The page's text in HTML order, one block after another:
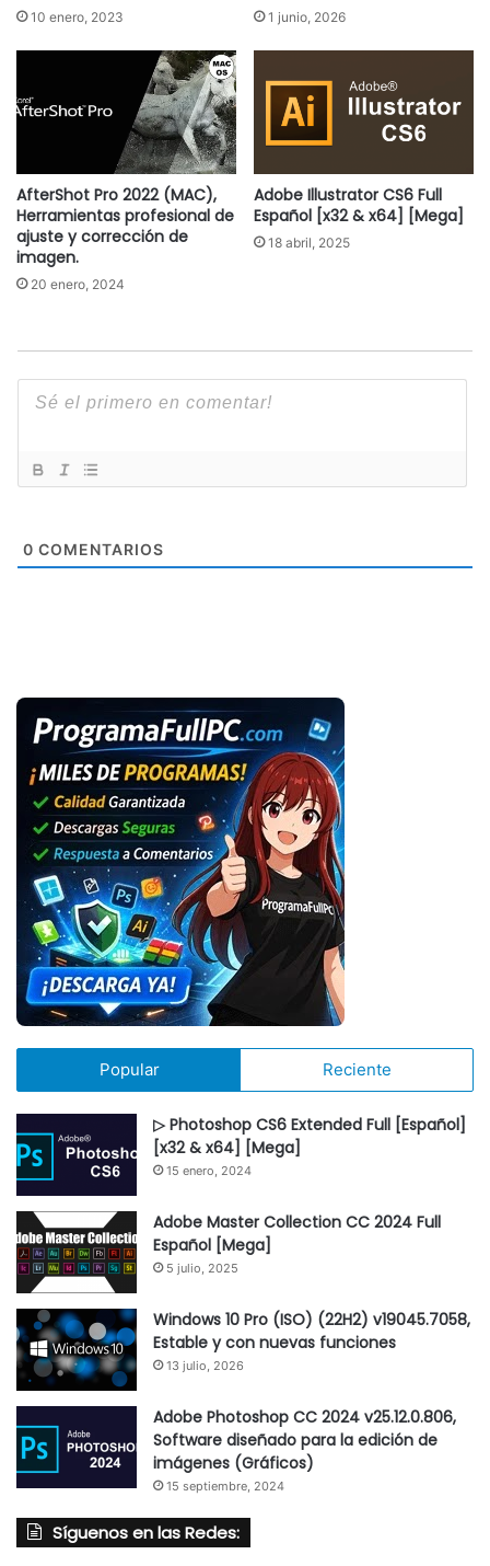
10 enero, 2023 1 junio, 2026
AfterShot Pro 2022 (MAC),
Herramientas profesional de
ajuste y corrección de
imagen.
20 enero, 2024
Adobe Illustrator CS6 Full
Español [x32 & x64] [Mega]
18 abril, 2025
0 COMENTARIOS
Popular Reciente
▷ Photoshop CS6 Extended Full [Español]
[x32 & x64] [Mega]
15 enero, 2024
Adobe Master Collection CC 2024 Full
Español [Mega]
5 julio, 2025
Windows 10 Pro (ISO) (22H2) v19045.7058,
Estable y con nuevas funciones
13 julio, 2026
Adobe Photoshop CC 2024 v25.12.0.806,
Software diseñado para la edición de
imágenes (Gráficos)
15 septiembre, 2024
Síguenos en las Redes: